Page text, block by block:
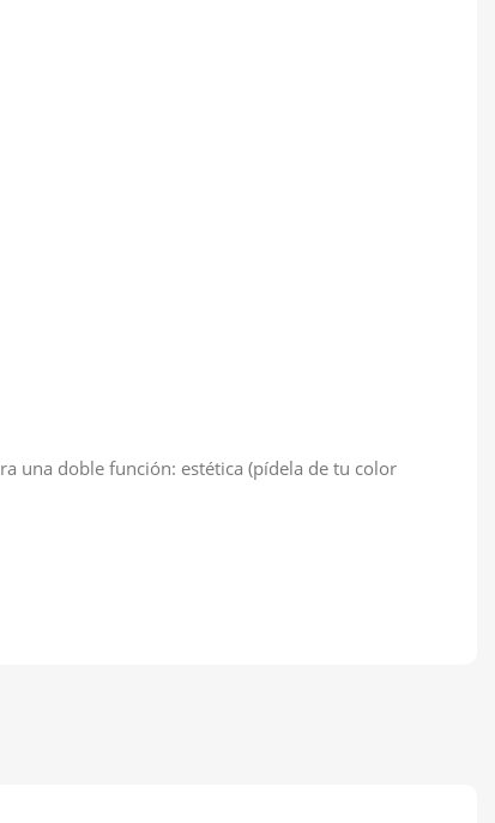
una doble función: estética (pídela de tu color